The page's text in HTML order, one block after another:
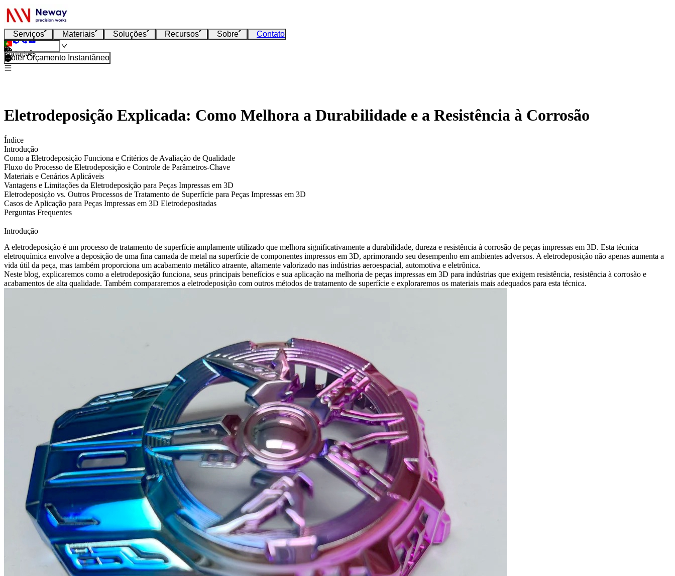
Serviços Materiais Soluções Recursos Sobre Contato
Português
Obter Orçamento Instantâneo
Eletrodeposição Explicada: Como Melhora a Durabilidade e a Resistência à Corrosão
Índice
Introdução
Como a Eletrodeposição Funciona e Critérios de Avaliação de Qualidade
Fluxo do Processo de Eletrodeposição e Controle de Parâmetros-Chave
Materiais e Cenários Aplicáveis
Vantagens e Limitações da Eletrodeposição para Peças Impressas em 3D
Eletrodeposição vs. Outros Processos de Tratamento de Superfície para Peças Impressas em 3D
Casos de Aplicação para Peças Impressas em 3D Eletrodepositadas
Perguntas Frequentes
Introdução
A eletrodeposição é um processo de tratamento de superfície amplamente utilizado que melhora significativamente a durabilidade, dureza e resistência à corrosão de peças impressas em 3D. Esta técnica
eletroquímica envolve a deposição de uma fina camada de metal na superfície de componentes impressos em 3D, aprimorando seu desempenho em ambientes adversos. A eletrodeposição não apenas aumenta a
vida útil da peça, mas também proporciona um acabamento metálico atraente, altamente valorizado nas indústrias aeroespacial, automotiva e eletrônica.
Neste blog, explicaremos como a eletrodeposição funciona, seus principais benefícios e sua aplicação na melhoria de peças impressas em 3D para indústrias que exigem resistência, resistência à corrosão e
acabamentos de alta qualidade. Também compararemos a eletrodeposição com outros métodos de tratamento de superfície e exploraremos os materiais mais adequados para esta técnica.